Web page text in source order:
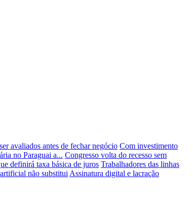
avaliados antes de fechar negócio Com investimento
no Paraguai a... Congresso volta do recesso sem
definirá taxa básica de juros Trabalhadores das linhas
não substitui Assinatura digital e lacração